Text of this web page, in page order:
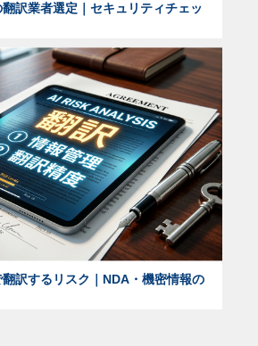
訳業者選定｜セキュリティチェッ
訳するリスク｜NDA・機密情報の